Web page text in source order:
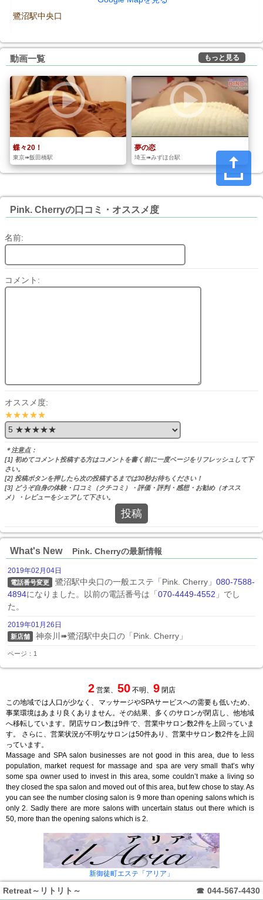
鷺沼駅中央口
動画一覧 もっと見る
蝶々20！
東京➠飯田橋駅
夢の恋
埼玉➠みずほ台駅
Pink. Cherryの口コミ・オススメ度
名前:
コメント:
オススメ度:
★★★★★
＊注意点：
[1] 初めてコメント投稿する方はコメントを書く前に一度ページをリフレッシュして下
さい。
[2] 投稿ボタンを押したら次の投稿するまでは30秒お待ちください！
[3] どうぞ自身の体験・口コミ（クチコミ）・評価・評判・感想・お勧め（オスス
メ）・レビューをシェアして下さい。
投稿
What's New Pink. Cherryの最新情報
2019年02月04日
電話番号変更 鷺沼駅中央口の一般エステ「Pink. Cherry」 080-7588-
4894になりました。以前の電話番号は「 070-4449-4552 」でし
た。
2019年01月26日
新店舗 神奈川➠鷺沼駅中央口の「Pink. Cherry」
ページ：1
2営業、 50不明、 9閉店
この地域では人口が少なく、マッサージやSPAサービスへの需要も低いため、
事業環境はあまり良くありません。その結果、多くのサロンが閉店し、他地域
へ移転しています。閉店サロン数は9件で、営業中サロン数2件を上回っていま
す。 さらに、営業状況が不明なサロンは50件あり、営業中サロン数2件を上回
っています。
Massage and SPA salon businesses are not good in this area, due to less
population, market request for massage and spa are very small that’s why
some spa owner used to invest in this area, some couldn’t make a living so
they closed the spa salon and moved out of this area, but few chose to stay. As
you can see the number closing salon is 9 more than opening salons which is
only 2. Sadly there are more salons with uncertain status out there which is
50, more than the opening salons which is 2.
新御徒町エステ「アリア」
Retreat～リトリト～ ☎ 044-567-4430